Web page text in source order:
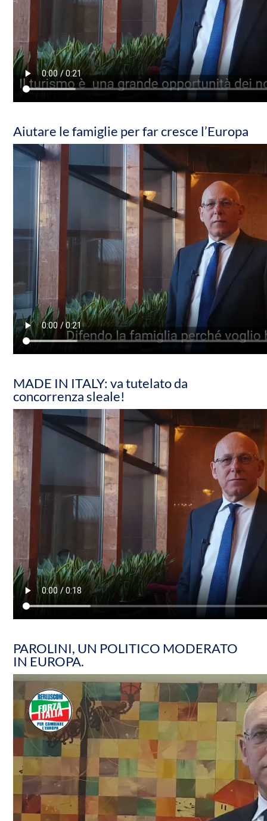
Aiutare le famiglie per far cresce l’Europa
MADE IN ITALY: va tutelato da
concorrenza sleale!
PAROLINI, UN POLITICO MODERATO
IN EUROPA.